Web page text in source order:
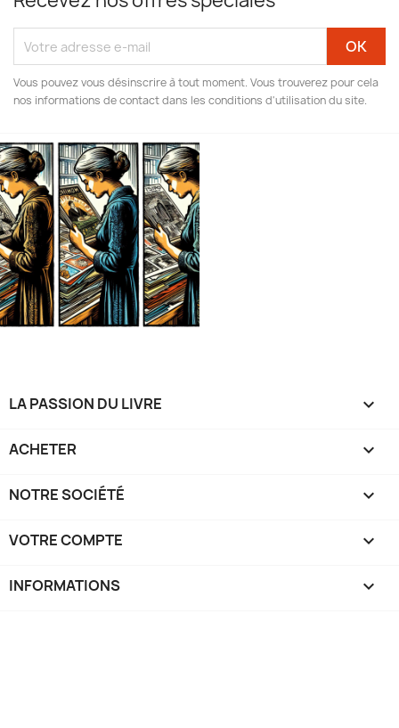
Vous pouvez vous désinscrire à tout moment. Vous trouverez pour cela
nos informations de contact dans les conditions d'utilisation du site.
LA PASSION DU LIVRE 
ACHETER 
NOTRE SOCIÉTÉ 
VOTRE COMPTE 
INFORMATIONS keyboard_arrow_down